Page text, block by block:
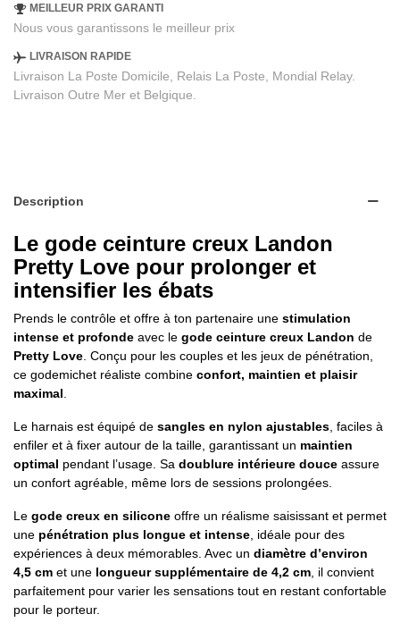
MEILLEUR PRIX GARANTI
Nous vous garantissons le meilleur prix
LIVRAISON RAPIDE
Livraison La Poste Domicile, Relais La Poste, Mondial Relay.
Livraison Outre Mer et Belgique.
Description
Le gode ceinture creux Landon
Pretty Love pour prolonger et
intensifier les ébats
Prends le contrôle et offre à ton partenaire une stimulation
intense et profonde avec le gode ceinture creux Landon de
Pretty Love . Conçu pour les couples et les jeux de pénétration,
ce godemichet réaliste combine confort, maintien et plaisir
maximal
Le harnais est équipé de sangles en nylon ajustables , faciles à
enfiler et à fixer autour de la taille, garantissant un maintien
optimal pendant l’usage. Sa doublure intérieure douce assure
un confort agréable, même lors de sessions prolongées.
Le gode creux en silicone offre un réalisme saisissant et permet
une pénétration plus longue et intense , idéale pour des
expériences à deux mémorables. Avec un diamètre d’environ
4,5 cm et une longueur supplémentaire de 4,2 cm , il convient
parfaitement pour varier les sensations tout en restant confortable
pour le porteur.